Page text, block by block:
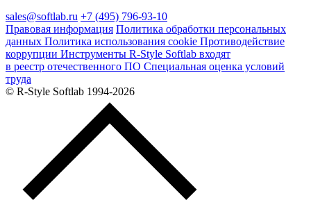
sales@softlab.ru +7 (495) 796-93-10
Правовая информация Политика обработки персональных
данных Политика использования cookie Противодействие
коррупции Инструменты R‑Style Softlab входят
в реестр отечественного ПО Специальная оценка условий
труда
© R‑Style Softlab 1994-2026